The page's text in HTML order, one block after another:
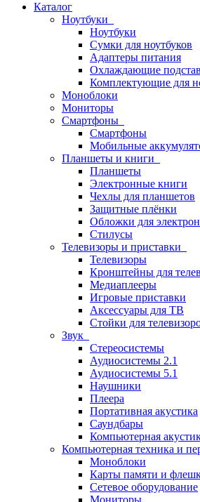
Каталог
Ноутбуки
Ноутбуки
Сумки для ноутбуков
Адаптеры питания
Охлаждающие
Комплектующие для
Моноблоки
Мониторы
Смартфоны
Смартфоны
Мобильные
Планшеты и книги
Планшеты
Электронные книги
Чехлы для планшетов
Защитные плёнки
Обложки для
Стилусы
Телевизоры и приставки
Телевизоры
Кронштейны для
Медиаплееры
Игровые приставки
Аксессуары для ТВ
Стойки для
Звук
Стереосистемы
Аудиосистемы 2.1
Аудиосистемы 5.1
Наушники
Плеера
Портативная акустика
Саундбары
Компьютерная
Компьютерная техника и
Моноблоки
Карты памяти и
Сетевое оборудование
Мониторы